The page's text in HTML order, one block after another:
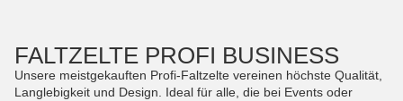
FALTZELTE PROFI BUSINESS
Unsere meistgekauften Profi-Faltzelte vereinen höchste Qualität,
Langlebigkeit und Design. Ideal für alle, die bei Events oder